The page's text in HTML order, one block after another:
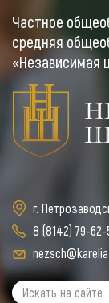
Частное
средняя
«Независимая
г.
8 (8142) 79-62-